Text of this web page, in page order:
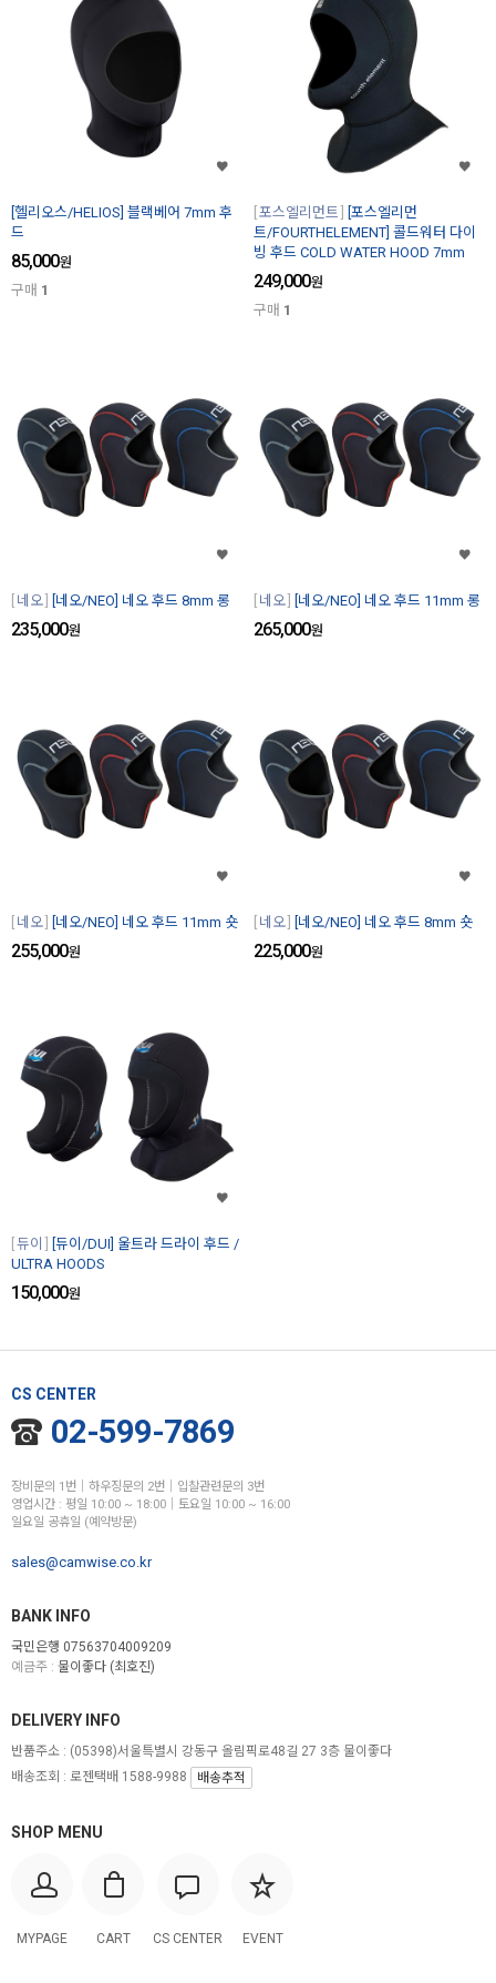
[헬리오스/HELIOS] 블랙베어 7mm 후
드
85,000원
구매 1
포스엘리먼트
[포스엘리먼
트/FOURTHELEMENT] 콜드워터 다이
빙 후드 COLD WATER HOOD 7mm
249,000원
구매 1
네오 [네오/NEO] 네오 후드 8mm 롱
235,000원
네오 [네오/NEO] 네오 후드 11mm 롱
265,000원
네오 [네오/NEO] 네오 후드 11mm 숏
255,000원
네오 [네오/NEO] 네오 후드 8mm 숏
225,000원
듀이
[듀이/DUI] 울트라 드라이 후드 /
ULTRA HOODS
150,000원
CS CENTER
02-599-7869
장비문의 1번│하우징문의 2번│입찰관련문의 3번
영업시간 : 평일 10:00 ~ 18:00│토요일 10:00 ~ 16:00
일요일 공휴일 (예약방문)
sales@camwise.co.kr
BANK INFO
국민은행 07563704009209
예금주 : 물이좋다 (최호진)
SHOP MENU
MYPAGE CART CS CENTER EVENT
DELIVERY INFO
반품주소 : (05398)서울특별시 강동구 올림픽로48길 27 3층 물이좋다
배송조회 : 로젠택배 1588-9988
배송추적